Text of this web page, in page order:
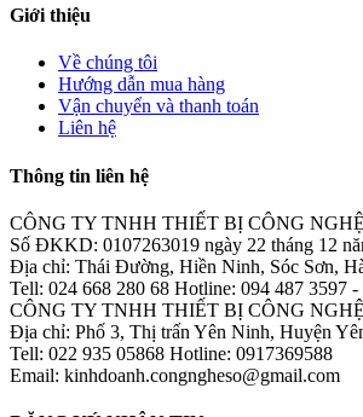
Giới thiệu
Về chúng tôi
Hướng dẫn mua hàng
Vận chuyển và thanh toán
Liên hệ
Thông tin liên hệ
CÔNG TY TNHH THIẾT BỊ CÔNG
Số ĐKKD: 0107263019 ngày 22 tháng 12
Địa chỉ: Thái Đường, Hiền Ninh, Sóc Sơn,
Tell: 024 668 280 68 Hotline: 094 487 3597 -
CÔNG TY TNHH THIẾT BỊ CÔNG
Địa chỉ: Phố 3, Thị trấn Yên Ninh, Huyện
Tell: 022 935 05868 Hotline: 0917369588
Email: kinhdoanh.congngheso@gmail.com